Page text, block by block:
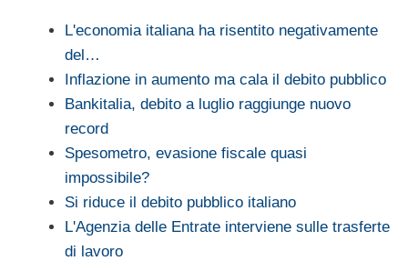
L'economia italiana ha risentito negativamente
del…
Inflazione in aumento ma cala il debito pubblico
Bankitalia, debito a luglio raggiunge nuovo
record
Spesometro, evasione fiscale quasi
impossibile?
Si riduce il debito pubblico italiano
L'Agenzia delle Entrate interviene sulle trasferte
di lavoro